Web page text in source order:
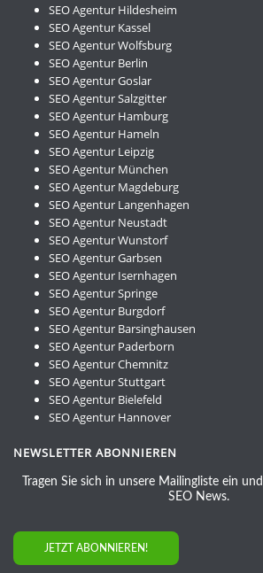
SEO Agentur Hildesheim
SEO Agentur Kassel
SEO Agentur Wolfsburg
SEO Agentur Berlin
SEO Agentur Goslar
SEO Agentur Salzgitter
SEO Agentur Hamburg
SEO Agentur Hameln
SEO Agentur Leipzig
SEO Agentur München
SEO Agentur Magdeburg
SEO Agentur Langenhagen
SEO Agentur Neustadt
SEO Agentur Wunstorf
SEO Agentur Garbsen
SEO Agentur Isernhagen
SEO Agentur Springe
SEO Agentur Burgdorf
SEO Agentur Barsinghausen
SEO Agentur Paderborn
SEO Agentur Chemnitz
SEO Agentur Stuttgart
SEO Agentur Bielefeld
SEO Agentur Hannover
NEWSLETTER ABONNIEREN
Tragen Sie sich in unsere Mailingliste ein
SEO News.
JETZT ABONNIEREN!